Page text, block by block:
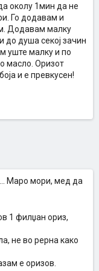
околу 1мин да не
Го додавам и
Додавам малку
до душа секој зачин
уште малку и по
масло. Оризот
и е превкусен!
Маро мори, мед да
1 филџан ориз,
не во рерна како
е оризов.